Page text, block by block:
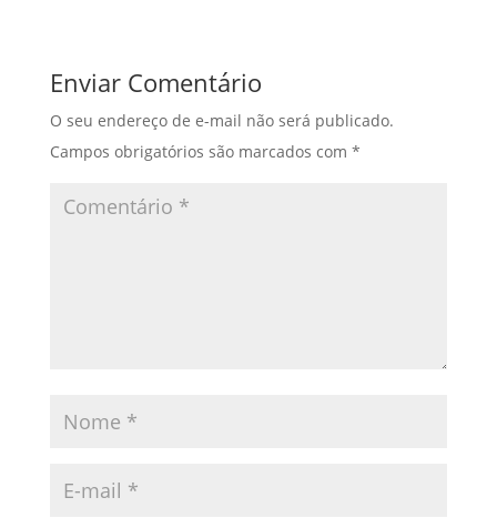
Enviar Comentário
O seu endereço de e-mail não será publicado.
Campos obrigatórios são marcados com *